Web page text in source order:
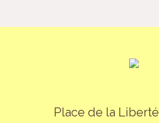
Place de la Liberté